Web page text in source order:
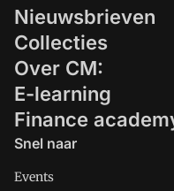
Nieuwsbrieven
Collecties
Over CM:
E-learning
Finance
Snel naar
Events